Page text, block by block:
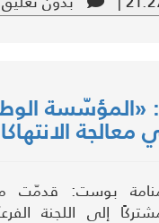
بوست: قدمّت
إلى اللجنة